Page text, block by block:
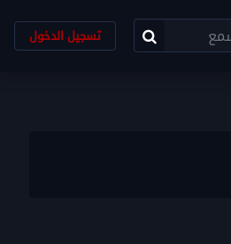
تسجيل الدخول